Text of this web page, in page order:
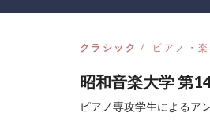
クラシック ピアノ・
昭和音楽大学 第
ピアノ専攻学生によるア